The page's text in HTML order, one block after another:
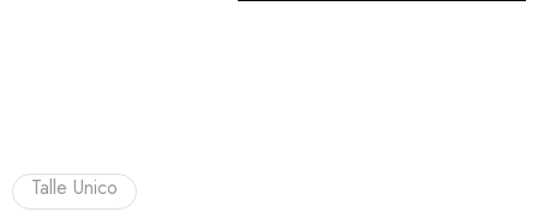
Talle Unico